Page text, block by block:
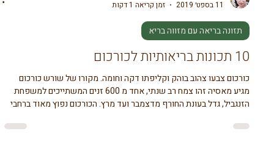
תזונה בריאה עם מזווה בריא
11 סגולת מרפא לכוסמת מלאה
הכוסמת כאן להישאר. אז איך הכוסמת יכולה לעזור לנו להרגיע את
הנפש? כששומעים את המילה כוסמת זה ישר מעורר קונוטציה של אוכל
רוסי. גילית את הכוסמת המלאה כמאכל לפני שנים והתאהבתי, בשנה
האחרונה בעקבות פתיחת חנות התה נחשפתי גם לחליטת תה כוסמת שהיא
בעלת ניחוח עדין וטעם מתקתק. הכוסמת בחליטה לא נטעמת כמו הדגן